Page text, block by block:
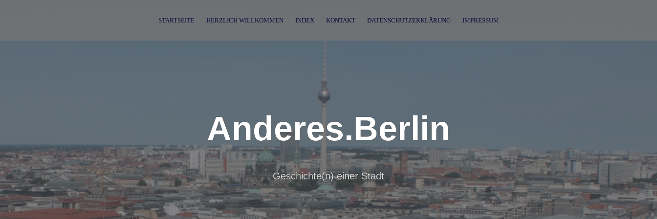
STARTSEITE HERZLICH WILLKOMMEN INDEX KONTAKT DATENSCHUTZERKLÄRUNG IMPRESSUM
Anderes.Berlin
Geschichte(n) einer Stadt